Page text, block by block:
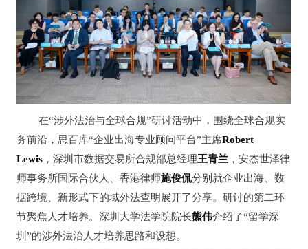
在“涉外法治与全球合规”研讨活动中，围绕全球合规实
务前沿，思百库“企业出海专业顾问平台”主席Robert
Lewis ，深圳市数据交易所合规部总经理王青兰 ，安杰世泽律
师事务所国际合伙人、香港律师施俊侃分别就企业出海、数
据跨境、新形式下的域外法查明展开了分享。研讨的第二环
节聚焦人才培养。深圳大学法学院院长熊伟介绍了“留学深
圳”的涉外法治人才培养思路和设想。